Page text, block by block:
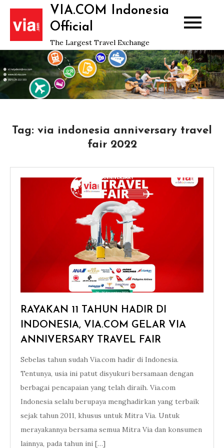
Skip
content
VIA.COM Indonesia
Official
The Largest Travel Exchange
Tag: via indonesia anniversary travel
fair 2022
RAYAKAN 11 TAHUN HADIR DI
INDONESIA, VIA.COM GELAR VIA
ANNIVERSARY TRAVEL FAIR
Sebelas tahun sudah Via.com hadir di Indonesia.
Tentunya, usia ini patut disyukuri bersamaan dengan
berbagai pencapaian yang telah diraih. Via.com
Indonesia selalu berupaya menghadirkan yang terbaik
sejak tahun 2011, khusus untuk Mitra Via. Untuk
merayakannya bersama semua Mitra Via dan konsumen
lainnya, pada tahun ini […]